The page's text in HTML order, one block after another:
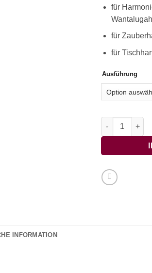
für
für
für
Ausführung
Wiener Walzer
INFORMATION